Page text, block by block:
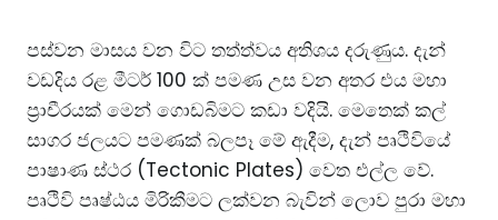
පස්වන මාසය වන විට තත්ත්වය අතිශය දරුණුය. දැන්
වඩදිය රළ මීටර් 100 ක් පමණ උස වන අතර එය මහා
ප්‍රාචීරයක් මෙන් ගොඩබිමට කඩා වදියි. මෙතෙක් කල්
සාගර ජලයට පමණක් බලපෑ මේ ඇදීම, දැන් පෘථිවියේ
පාෂාණ ස්ථර (Tectonic Plates) වෙත එල්ල වේ.
පෘථිවි පෘෂ්ඨය මිරිකීමට ලක්වන බැවින් ලොව පුරා මහා